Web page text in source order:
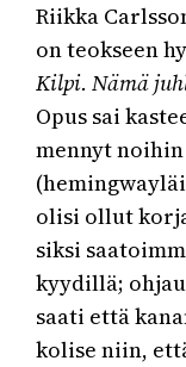
Riikka
on teokseen
Kilpi. Nämä
Opus sai
mennyt
olisi ollut
siksi
kyydillä;
saati että
kolise niin,